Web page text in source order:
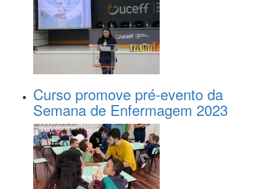
Curso promove pré-evento da
Semana de Enfermagem 2023